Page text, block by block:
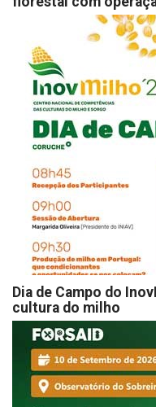
Dia de Campo do
cultura do milho